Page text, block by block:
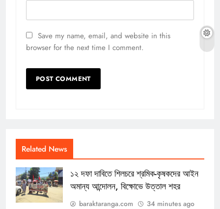
Save my name, email, and website in this
browser for the next time I comment.
Related News
১২ দফা দাবিতে শিলচরে শ্রমিক-কৃষকদের আইন
অমান্য আন্দোলন, বিক্ষোভে উত্তাল শহর
baraktaranga.com 34 minutes ago